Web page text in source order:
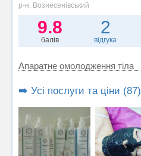
р-н. Вознесенівський
9.8
балів
2
відгука
Апаратне омолодження тіла
➡️ Усі послуги та ціни (87)